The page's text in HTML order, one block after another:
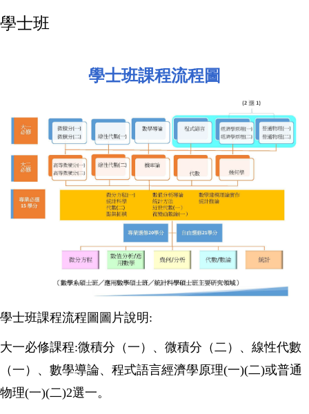
學士班
學士班課程流程圖
學士班課程流程圖圖片說明:
大一必修課程:微積分（一）、微積分（二）、線性代數
（一）、數學導論、程式語言經濟學原理(一)(二)或普通
物理(一)(二)2選一。